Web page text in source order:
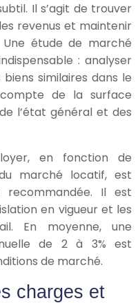
Il s’agit de trouver
revenus et maintenir
étude de marché
: analyser
similaires dans le
de la surface
l’état général et des
en fonction de
marché locatif, est
Il est
en vigueur et les
En moyenne, une
de 2 à 3% est
de marché.
charges et